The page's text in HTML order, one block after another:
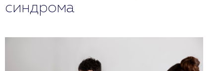
синдрома